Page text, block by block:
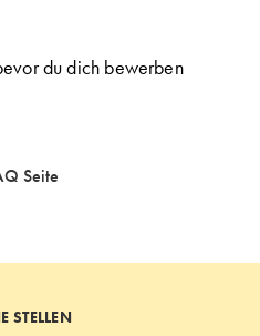
du dich bewerben
Seite
STELLEN